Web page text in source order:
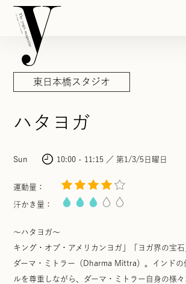
東日本橋スタジオ
ハタヨガ
Sun 10:00 - 11:15 第1/3/5日曜日
運動量：
汗かき量：
〜ハタヨガ〜
キング・オブ・アメリカンヨガ」「ヨガ界の宝
ダーマ・ミトラー（Dharma Mittra）。インドの
ルを尊重しながら、ダーマ・ミトラー自身の様